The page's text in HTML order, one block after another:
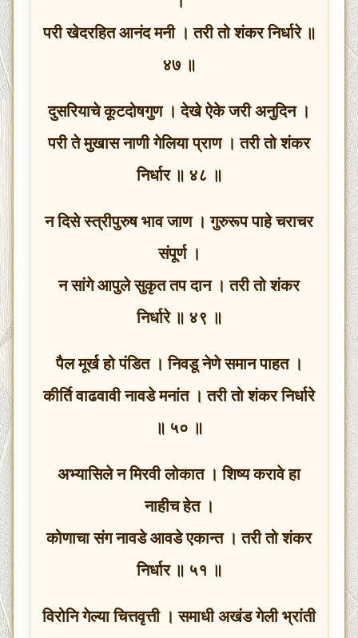
परी खेदरहित आनंद मनी । तरी तो शंकर निर्धारे ॥
४७ ॥
दुसरियाचे कूटदोषगुण । देखे ऐके जरी अनुदिन ।
परी ते मुखास नाणी गेलिया प्राण । तरी तो शंकर
निर्धार ॥ ४८ ॥
न दिसे स्त्रीपुरुष भाव जाण । गुरुरूप पाहे चराचर
संपूर्ण ।
न सांगे आपुले सुकृत तप दान । तरी तो शंकर
निर्धारे ॥ ४९ ॥
पैल मूर्ख हो पंडित । निवडू नेणे समान पाहत ।
कीर्ति वाढवावी नावडे मनांत । तरी तो शंकर निर्धारे
॥ ५० ॥
अभ्यासिले न मिरवी लोकात । शिष्य करावे हा
नाहीच हेत ।
कोणाचा संग नावडे आवडे एकान्त । तरी तो शंकर
निर्धार ॥ ५१ ॥
विरोनि गेल्या चित्तवृत्ती । समाधी अखंड गेली भ्रांती